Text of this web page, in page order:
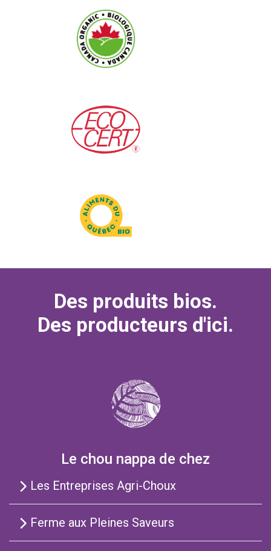
Des produits bios.
Des producteurs d'ici.
Le chou nappa de chez
Les Entreprises Agri-Choux
Ferme aux Pleines Saveurs